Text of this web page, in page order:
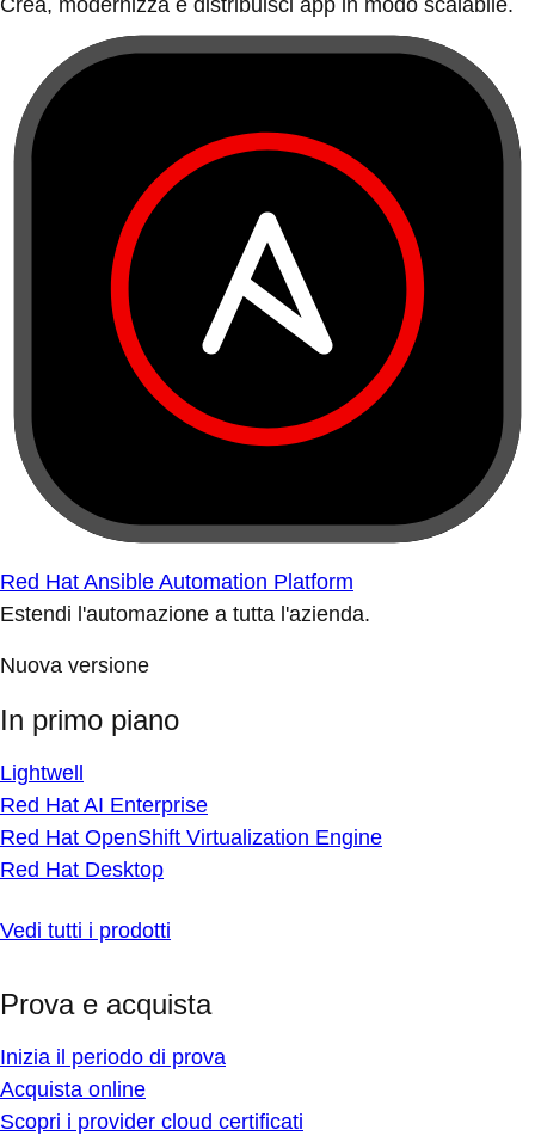
Crea, modernizza e distribuisci app in modo scalabile.
Red Hat Ansible Automation Platform
Estendi l'automazione a tutta l'azienda.
Nuova versione
In primo piano
Lightwell
Red Hat AI Enterprise
Red Hat OpenShift Virtualization Engine
Red Hat Desktop
Vedi tutti i prodotti
Prova e acquista
Inizia il periodo di prova
Acquista online
Scopri i provider cloud certificati